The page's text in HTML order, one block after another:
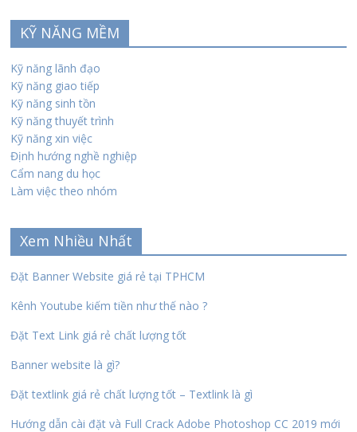
KỸ NĂNG MỀM
Kỹ năng lãnh đạo
Kỹ năng giao tiếp
Kỹ năng sinh tồn
Kỹ năng thuyết trình
Kỹ năng xin việc
Định hướng nghề nghiệp
Cẩm nang du học
Làm việc theo nhóm
Xem Nhiều Nhất
Đặt Banner Website giá rẻ tại TPHCM
Kênh Youtube kiếm tiền như thế nào ?
Đặt Text Link giá rẻ chất lượng tốt
Banner website là gì?
Đặt textlink giá rẻ chất lượng tốt – Textlink là gì
Hướng dẫn cài đặt và Full Crack Adobe Photoshop CC 2019 mới